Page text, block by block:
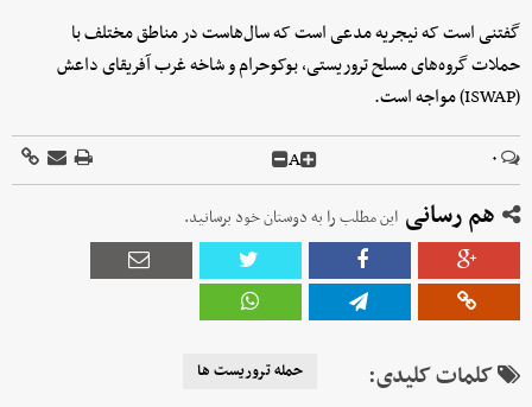
گفتنی است که نیجریه مدعی است که سال‌هاست در مناطق مختلف با
حملات گروه‌های مسلح تروریستی، بوکوحرام و شاخه غرب آفریقای داعش
(ISWAP) مواجه است.
۰ A
هم رسانی این مطلب را به دوستان خود برسانید.
کلمات کلیدی: حمله تروریست ها